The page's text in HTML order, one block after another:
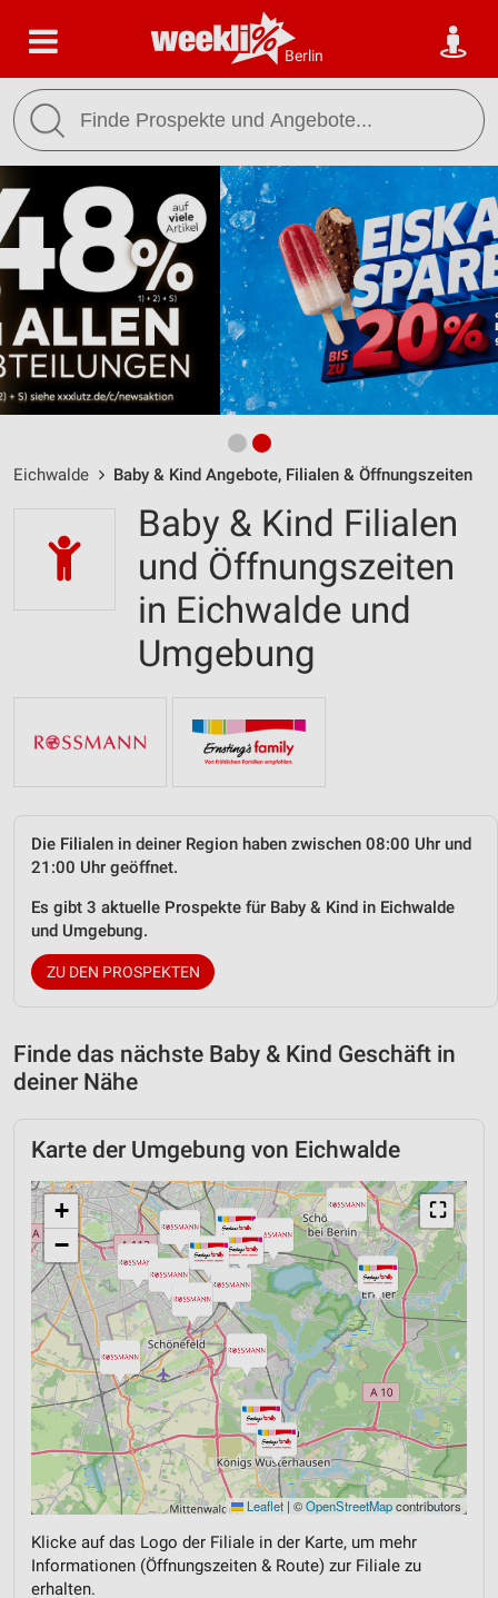
Berlin
Eichwalde Baby & Kind Angebote, Filialen & Öffnungszeiten
Baby & Kind Filialen
und Öffnungszeiten
in Eichwalde und
Umgebung
Die Filialen in deiner Region haben zwischen 08:00 Uhr und
21:00 Uhr geöffnet.
Es gibt 3 aktuelle Prospekte für Baby & Kind in Eichwalde
und Umgebung.
ZU DEN PROSPEKTEN
Finde das nächste Baby & Kind Geschäft in
deiner Nähe
Karte der Umgebung von Eichwalde
⛶
+
−
Leaflet | ©OpenStreetMapcontributors
Klicke auf das Logo der Filiale in der Karte, um mehr
Informationen (Öffnungszeiten & Route) zur Filiale zu
erhalten.